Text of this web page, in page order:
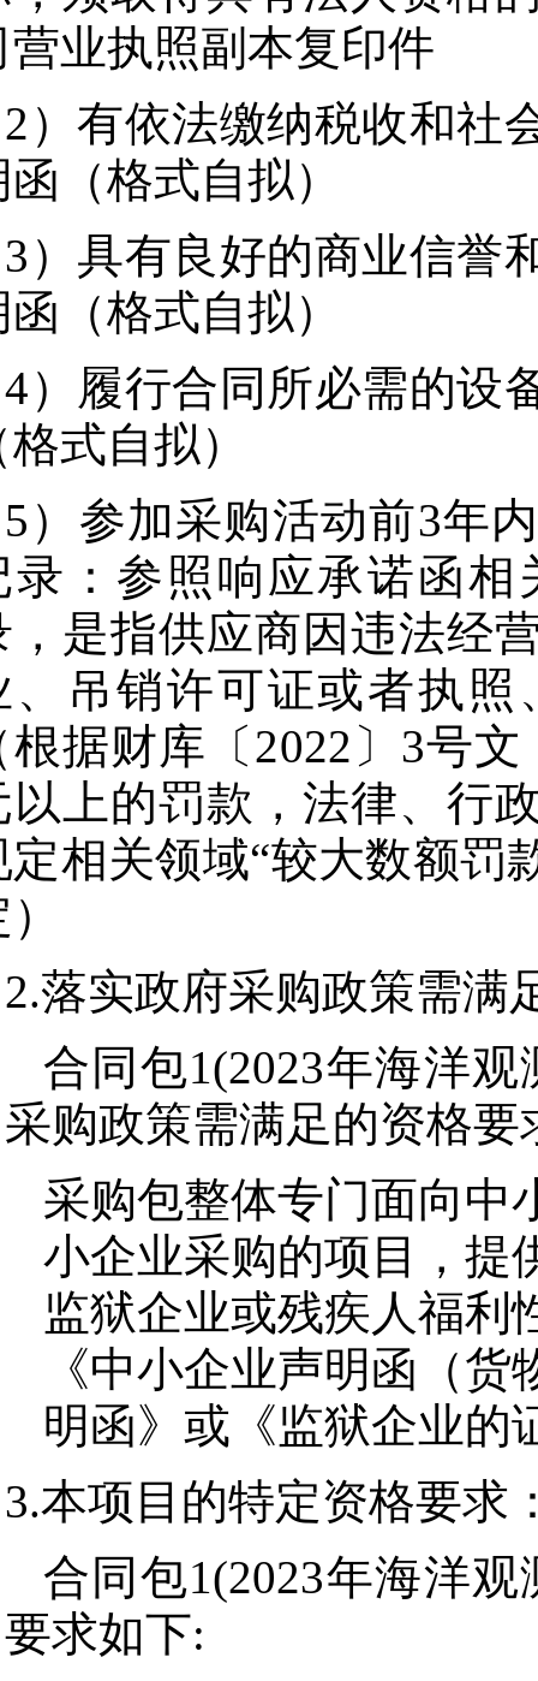
营业执照副本复印件
2）有依法缴纳税收和社
（格式自拟）
3）具有良好的商业信誉
（格式自拟）
4）履行合同所必需的设
式自拟）
5）参加采购活动前3年
录：参照响应承诺函
，是指供应商因违法经
、吊销许可证或者执
根据财库〔2022〕3号
以上的罚款，法律、行
定相关领域“较大数额罚
2.落实政府采购政策需满
合同包1(2023年海洋
采购政策需满足的资格要
采购包整体专门面向中
小企业采购的项目，提
监狱企业或残疾人福利
《中小企业声明函（
明函》或《监狱企业的
3.本项目的特定资格要求
合同包1(2023年海洋
要求如下: